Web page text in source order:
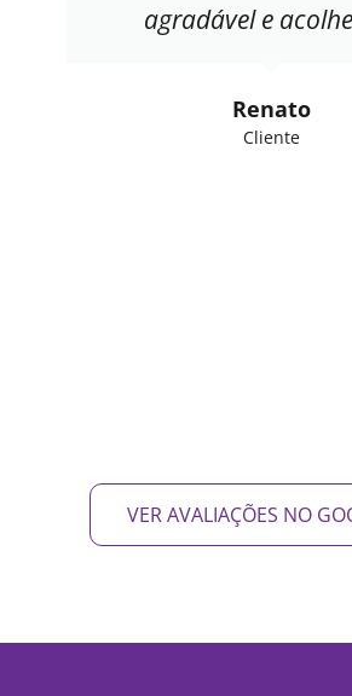
agradável e
Renato
Cliente
VER AVALIAÇÕES NO